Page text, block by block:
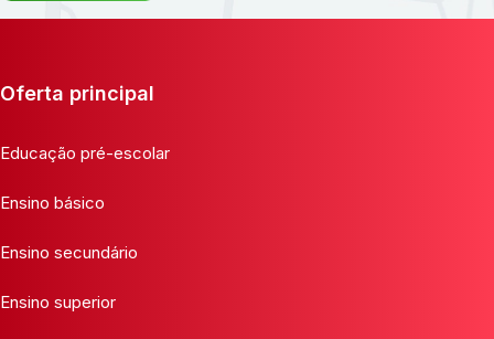
Oferta principal
Educação pré-escolar
Ensino básico
Ensino secundário
Ensino superior